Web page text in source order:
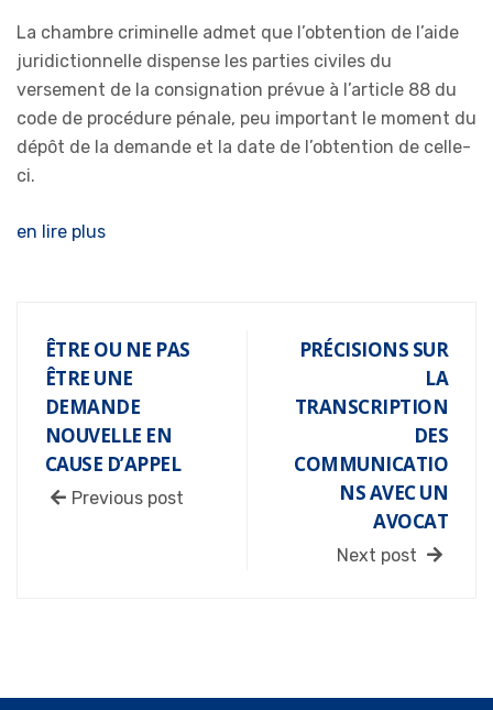
La chambre criminelle admet que l’obtention de l’aide
juridictionnelle dispense les parties civiles du
versement de la consignation prévue à l’article 88 du
code de procédure pénale, peu important le moment du
dépôt de la demande et la date de l’obtention de celle-
ci.
en lire plus
ÊTRE OU NE PAS
ÊTRE UNE
DEMANDE
NOUVELLE EN
CAUSE D’APPEL
Previous post
PRÉCISIONS SUR
LA
TRANSCRIPTION
DES
COMMUNICATIO
NS AVEC UN
AVOCAT
Next post